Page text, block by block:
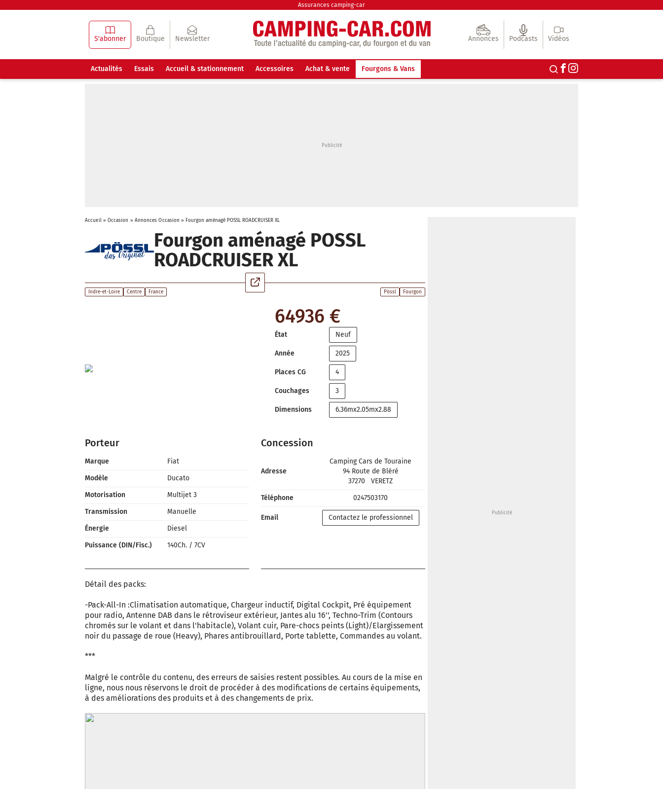
Assurances camping-car
S'abonner Boutique Newsletter Annonces Podcasts Vidéos
Actualités Essais Accueil & stationnement Accessoires Achat & vente Fourgons & Vans
Accueil» Occasion » Annonces Occasion » Fourgon aménagé POSSL ROADCRUISER XL
Fourgon aménagé POSSL
ROADCRUISER XL
Indre-et-Loire Centre France Pössl Fourgon
64936 €
État Neuf
Année 2025
Places CG 4
Couchages 3
Dimensions 6.36mx2.05mx2.88
Porteur
Marque
Fiat
Modèle
Ducato
Motorisation
Multijet 3
Transmission
Manuelle
Énergie
Diesel
Puissance (DIN/Fisc.)
140Ch./ 7CV
Concession
Adresse
Camping Cars de Touraine
94 Route de Bléré
37270
VERETZ
Téléphone
0247503170
Email Contactez le professionnel
Détail des packs:
-Pack-All-In :Climatisation automatique, Chargeur inductif, Digital Cockpit, Pré équipement
pour radio, Antenne DAB dans le rétroviseur extérieur, Jantes alu 16'', Techno-Trim (Contours
chromés sur le volant et dans l'habitacle), Volant cuir, Pare-chocs peints (Light)/Elargissement
noir du passage de roue (Heavy), Phares antibrouillard, Porte tablette, Commandes au volant.
***
Malgré le contrôle du contenu, des erreurs de saisies restent possibles. Au cours de la mise en
ligne, nous nous réservons le droit de procéder à des modifications de certains équipements,
à des améliorations des produits et à des changements de prix.